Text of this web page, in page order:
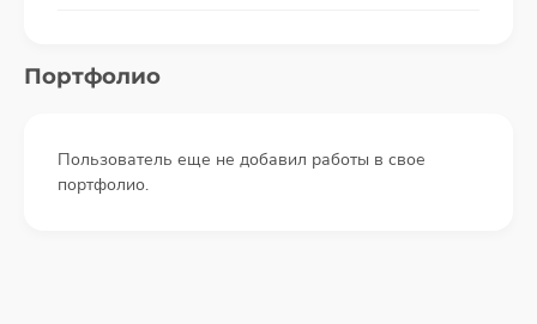
Портфолио
Пользователь еще не добавил работы в свое
портфолио.